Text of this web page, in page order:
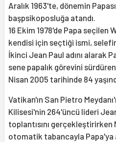
Aralık 1963'te, dönemin
başpsikoposluğa atandı.
16 Ekim 1978'de Papa seçilen
kendisi için seçtiği ismi,
İkinci Jean Paul adını alarak
sene papalık görevini
Nisan 2005 tarihinde 84
Vatikan'ın San Pietro
Kilisesi'nin 264'üncü lideri
toplantısını gerçekleştirirken
otomatik tabancayla Papa'ya